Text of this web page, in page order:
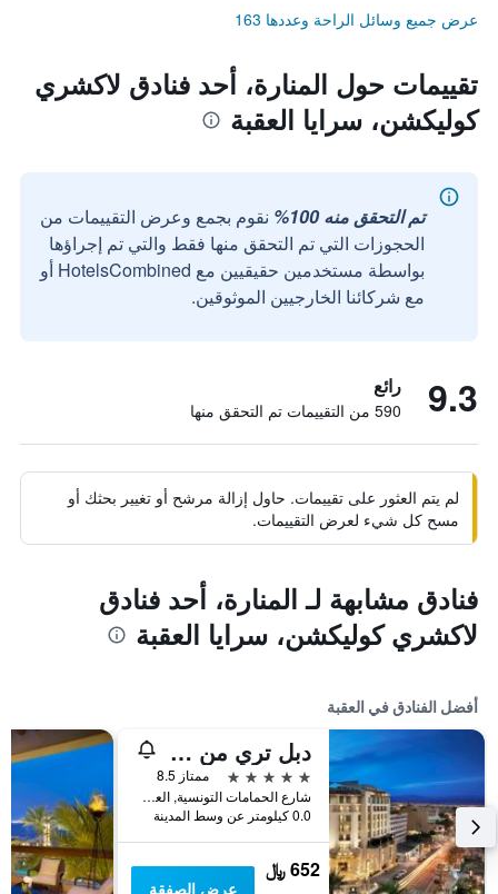
عرض جميع وسائل الراحة وعددها 163
تقييمات حول المنارة، أحد فنادق لاكشري
كوليكشن، سرايا العقبة
تم التحقق منه 100%
نقوم بجمع وعرض التقييمات من
الحجوزات التي تم التحقق منها فقط والتي تم إجراؤها
بواسطة مستخدمين حقيقيين مع HotelsCombined أو
مع شركائنا الخارجيين الموثوقين.
9.3 رائع
590 من التقييمات تم التحقق منها
لم يتم العثور على تقييمات. حاول إزالة مرشح أو تغيير بحثك أو
مسح كل شيء لعرض التقييمات.
فنادق مشابهة لـ المنارة، أحد فنادق
لاكشري كوليكشن، سرايا العقبة
أفضل الفنادق في العقبة
دبل تري من هيلتون - العقبة
5 نجوم
ممتاز 8.5
شارع الحمامات التونسية, العقبة, الأردن
0.0 كيلومتر عن وسط المدينة
652 ﷼
عرض الصفقة